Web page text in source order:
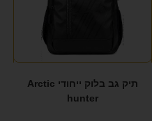
תיק גב בלוק ייחודי Arctic
hunter